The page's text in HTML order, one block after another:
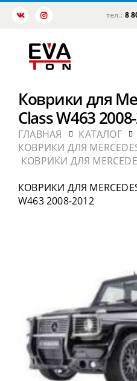
тел.: 8
Коврики для
Class W463
ГЛАВНАЯ
КАТАЛОГ
КОВРИКИ ДЛЯ
КОВРИКИ ДЛЯ
КОВРИКИ ДЛЯ
W463 2008-2012